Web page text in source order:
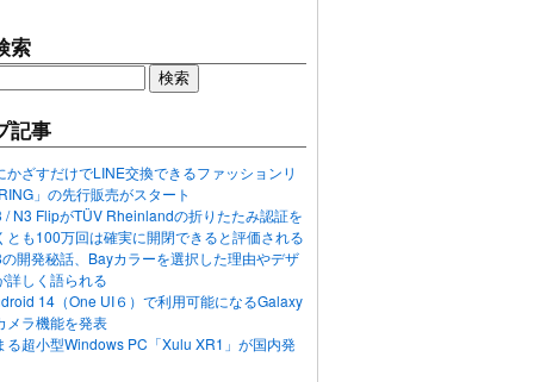
索
記事
かざすだけでLINE交換できるファッションリ
」の先行販売がスタート
/ N3 FlipがTÜV Rheinlandの折りたたみ認証を
とも100万回は確実に開閉できると評価される
開発秘話、Bayカラーを選択した理由やデザ
詳しく語られる
14（One UI６）で利用可能になるGalaxy
メラ機能を発表
る超小型Windows PC「Xulu XR1」が国内発